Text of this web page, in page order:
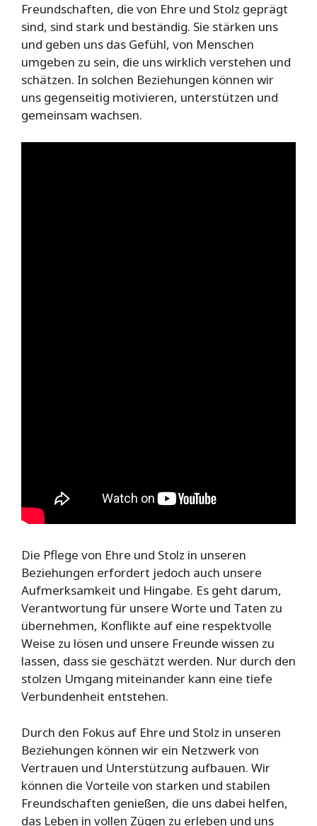
Freundschaften, die von Ehre und Stolz geprägt
sind, sind stark und beständig. Sie stärken uns
und geben uns das Gefühl, von Menschen
umgeben zu sein, die uns wirklich verstehen und
schätzen. In solchen Beziehungen können wir
uns gegenseitig motivieren, unterstützen und
gemeinsam wachsen.
Die Pflege von Ehre und Stolz in unseren
Beziehungen erfordert jedoch auch unsere
Aufmerksamkeit und Hingabe. Es geht darum,
Verantwortung für unsere Worte und Taten zu
übernehmen, Konflikte auf eine respektvolle
Weise zu lösen und unsere Freunde wissen zu
lassen, dass sie geschätzt werden. Nur durch den
stolzen Umgang miteinander kann eine tiefe
Verbundenheit entstehen.
Durch den Fokus auf Ehre und Stolz in unseren
Beziehungen können wir ein Netzwerk von
Vertrauen und Unterstützung aufbauen. Wir
können die Vorteile von starken und stabilen
Freundschaften genießen, die uns dabei helfen,
das Leben in vollen Zügen zu erleben und uns